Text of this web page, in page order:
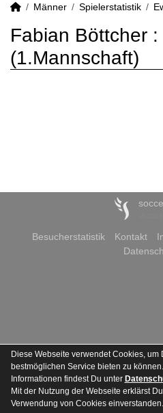
Männer Spielerstatistik
Fabian Böttcher
(1.Mannschaft)
Besucherstatistik Kontakt
Diese Webseite verwendet Cookies, um
bestmöglichen Service bieten zu
Informationen findest Du unter
Mit der Nutzung der Webseite erklärst
Verwendung von Cookies einverstanden.